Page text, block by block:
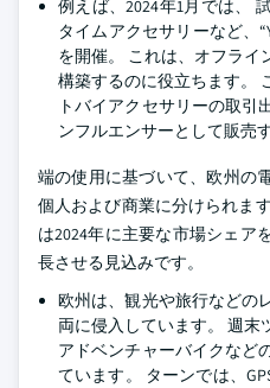
例えば、2024年1月では、
タイムアクセサリーなど、
を開催。 これは、オフライ
構築するのに役立ちます。
トバイアクセサリーの取引
ンフルエンサーとして販売
端の使用に基づいて、欧州の
個人および商業に分けられま
は2024年に主要な市場シェア
長させる見込みです。
欧州は、観光や旅行などの
両に侵入しています。 週末
アドベンチャーバイクなど
ています。 ターンでは、